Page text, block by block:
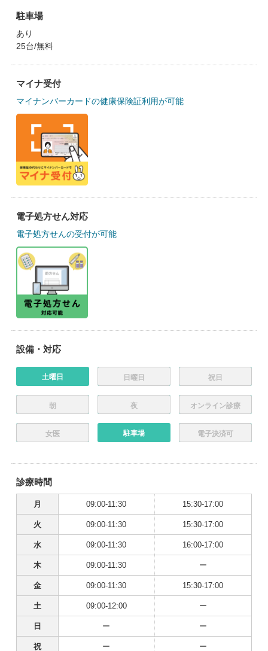
駐車場
あり
25台/無料
マイナ受付
マイナンバーカードの健康保険証利用が可能
電子処方せん対応
電子処方せんの受付が可能
設備・対応
土曜日 日曜日 祝日
朝 夜 オンライン診療
女医 駐車場 電子決済可
診療時間
月 09:00-11:30 15:30-17:00
火 09:00-11:30 15:30-17:00
水 09:00-11:30 16:00-17:00
木 09:00-11:30 ー
金 09:00-11:30 15:30-17:00
土 09:00-12:00 ー
日 ー ー
祝 ー ー